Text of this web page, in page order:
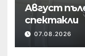
Август
спектакли
07.08.2026